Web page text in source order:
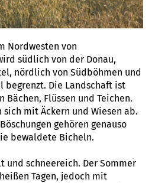
Nordwesten von
südlich von der Donau,
nördlich von Südböhmen und
begrenzt. Die Landschaft ist
Bächen, Flüssen und Teichen.
mit Äckern und Wiesen ab.
gehören genauso
bewaldete Bicheln.
und schneereich. Der Sommer
Tagen, jedoch mit